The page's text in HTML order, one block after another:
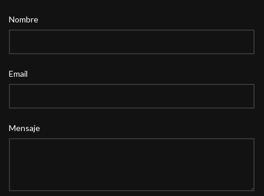
Nombre
Email
Mensaje